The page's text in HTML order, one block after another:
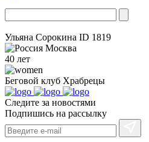
Ульяна Сорокина ID 1819
Москва
40 лет
Беговой клуб Храбрецы
Следите за новостями
Подпишись на рассылку